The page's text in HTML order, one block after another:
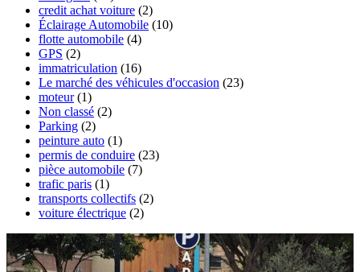
credit achat voiture (2)
Éclairage Automobile (10)
flotte automobile (4)
GPS (2)
immatriculation (16)
Le marché des véhicules d'occasion (23)
moteur(1)
Non classé (2)
Parking (2)
peinture auto (1)
permis de conduire (23)
pièce automobile (7)
trafic paris (1)
transports collectifs (2)
voiture électrique (2)